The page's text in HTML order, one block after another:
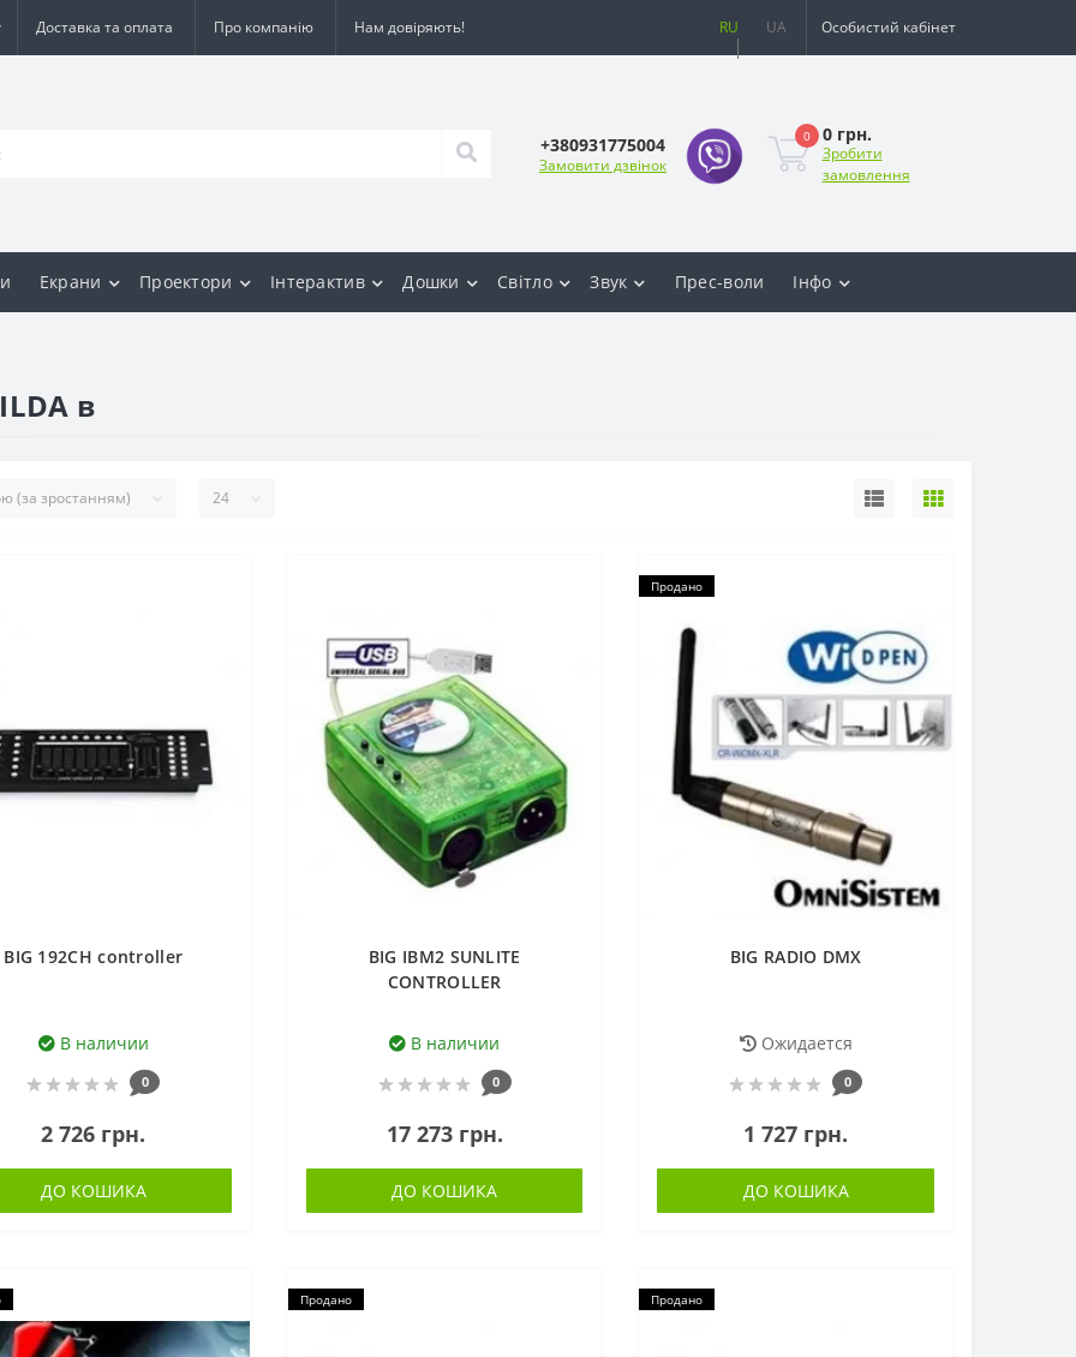
Доставка та оплата Про компанію Нам довіряють! UA Особистий кабінет
+380931775004
Замовити дзвінок
0 0 грн.
Зробити
замовлення
Екрани Проектори Інтерактив Дошки Світло Звук Прес-воли Інфо
в
BIG 192CH controller
В наличии
0
2 726 грн.
ДО КОШИКА
BIG IBM2 SUNLITE
CONTROLLER
В наличии
0
17 273 грн.
ДО КОШИКА
Продано
BIG RADIO DMX
Ожидается
0
1 727 грн.
ДО КОШИКА
Продано Продано